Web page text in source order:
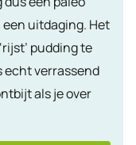
uitdaging. Het
pudding te
echt verrassend
als je over